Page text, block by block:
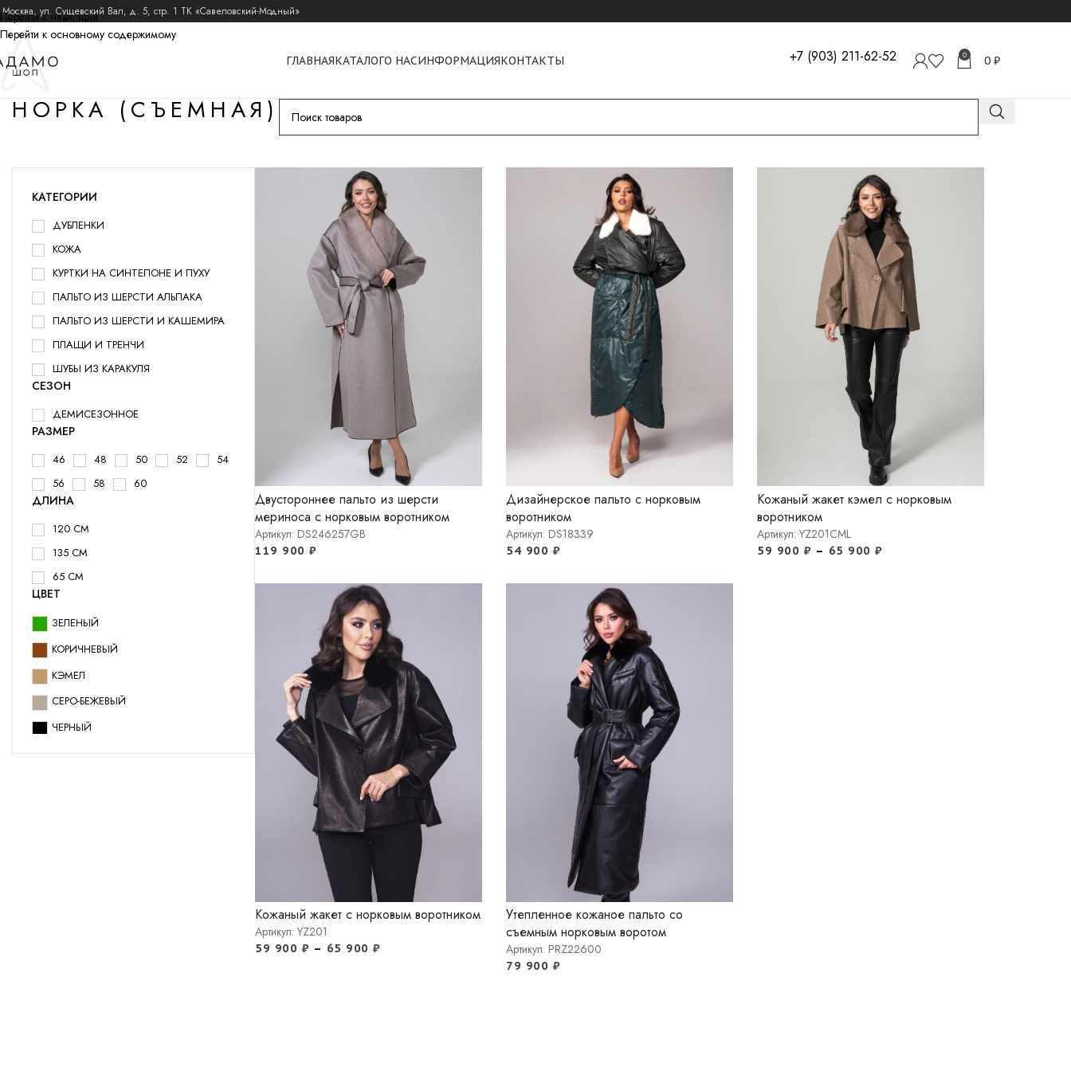
Перейти к навигации
Перейти к основному содержимому
ул. Сущевский Вал, д. 5, стр. 1 ТК «Савеловский-Модный»
ГЛАВНАЯКАТАЛОГО НАСИНФОРМАЦИЯКОНТАКТЫ +7 (903) 211-62-52 0 0 ₽
НОРКА (СЪЕМНАЯ)
КАТЕГОРИИ
ДУБЛЕНКИ
КОЖА
КУРТКИ НА СИНТЕПОНЕ И ПУХУ
ПАЛЬТО ИЗ ШЕРСТИ АЛЬПАКА
ПАЛЬТО ИЗ ШЕРСТИ И КАШЕМИРА
ПЛАЩИ И ТРЕНЧИ
ШУБЫ ИЗ КАРАКУЛЯ
СЕЗОН
ДЕМИСЕЗОННОЕ
РАЗМЕР
46 48 50 52
54
56
58 60
ДЛИНА
120 СМ
135 СМ
65 СМ
ЦВЕТ
ЗЕЛЕНЫЙ
КОРИЧНЕВЫЙ
КЭМЕЛ
СЕРО-БЕЖЕВЫЙ
ЧЕРНЫЙ
Двустороннее пальто из шерсти
мериноса с норковым воротником
Артикул: DS246257GB
119 900 ₽
Дизайнерское пальто с норковым
воротником
Артикул: DS18339
54 900 ₽
Кожаный жакет кэмел с норковым
воротником
Артикул: YZ201CML
59 900 ₽ – 65 900 ₽
Кожаный жакет с норковым воротником
Артикул: YZ201
59 900 ₽ – 65 900 ₽
Утепленное кожаное пальто со
съемным норковым воротом
Артикул: PRZ22600
79 900 ₽